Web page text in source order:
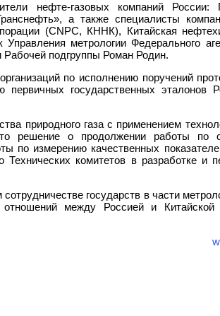
нефте-газовых компаний
а также специалисты
(CNPC, КННК), Китайская
метрологии Федерального
Рабочей подгруппы Роман Родин.
по исполнению поручений
государственных эталонов
природного газа с применением
решение о продолжении работы по
по измерению качественных
комитетов в разработке и
государств в части
отношений между Россией и Китайской